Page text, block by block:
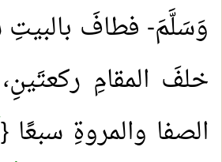
وَسَلَّمَ- فطافَ
خلفَ المقامِ
الصفا والمروةِ سبعًا {